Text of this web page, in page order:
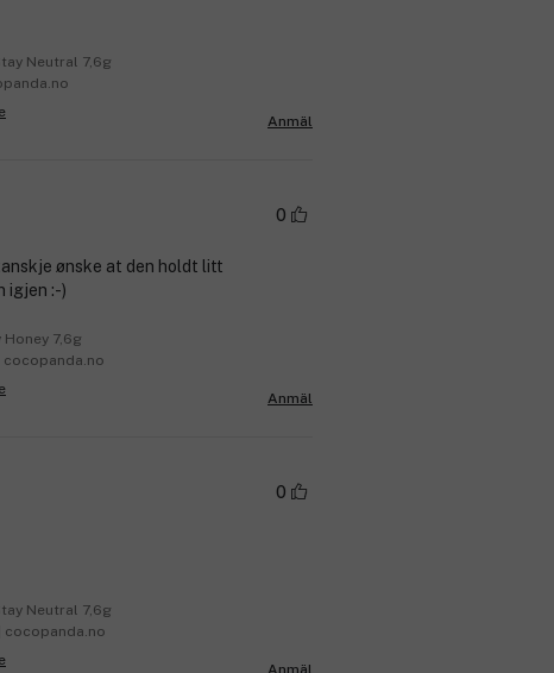
Neutral 7,6g
Anmäl
0
ønske at den holdt litt
igjen :-)
7,6g
cocopanda.no
Anmäl
0
Neutral 7,6g
cocopanda.no
Anmäl